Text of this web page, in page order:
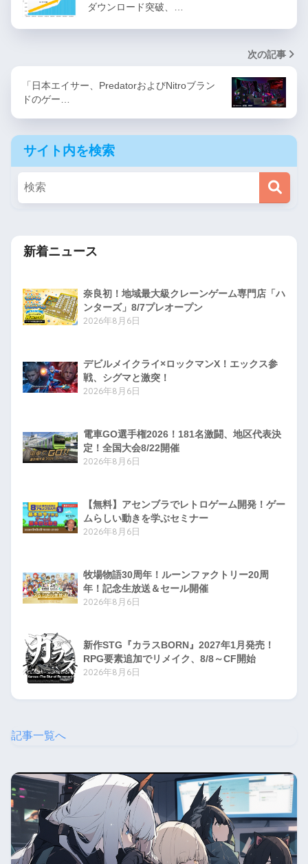
ダウンロード突破、…
次の記事
「日本エイサー、PredatorおよびNitroブラン
ドのゲー…
サイト内を検索
新着ニュース
奈良初！地域最大級クレーンゲーム専門店「ハ
ンターズ」8/7プレオープン
2026年8月6日
デビルメイクライ×ロックマンX！エックス参
戦、シグマと激突！
2026年8月6日
電車GO選手権2026！181名激闘、地区代表決
定！全国大会8/22開催
2026年8月6日
【無料】アセンブラでレトロゲーム開発！ゲー
ムらしい動きを学ぶセミナー
2026年8月6日
牧場物語30周年！ルーンファクトリー20周
年！記念生放送＆セール開催
2026年8月6日
新作STG『カラスBORN』2027年1月発売！
RPG要素追加でリメイク、8/8～CF開始
2026年8月6日
記事一覧へ